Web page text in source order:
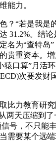
能力。
“若是我是
31.2%。结
名为“查特岛
贵重资本。
猿口算”月活
次要发财
力教育研究
两天压缩到了
号，不只能
需要某个远